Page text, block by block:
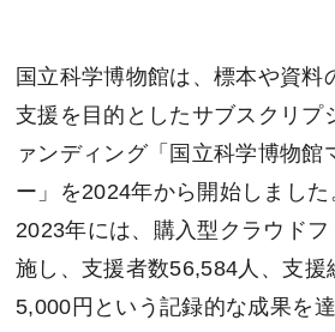
国立科学博物館は、標本や資料
支援を目的としたサブスクリプ
ァンディング「国立科学博物館
ー」を2024年から開始しました
2023年には、購入型クラウド
施し、支援者数56,584人、支援
5,000円という記録的な成果を